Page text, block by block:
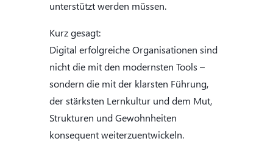
unterstützt werden müssen.
Kurz gesagt:
Digital erfolgreiche Organisationen sind
nicht die mit den modernsten Tools –
sondern die mit der klarsten Führung,
der stärksten Lernkultur und dem Mut,
Strukturen und Gewohnheiten
konsequent weiterzuentwickeln.